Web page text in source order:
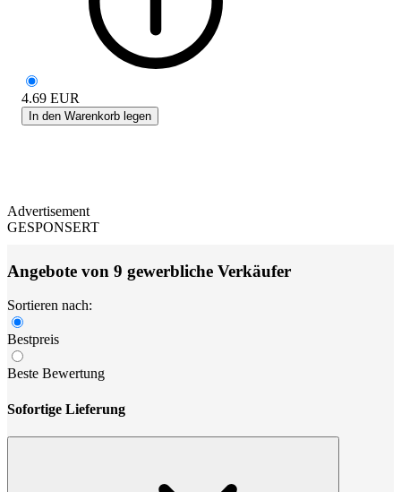
4.69 EUR
In den Warenkorb legen
Advertisement
GESPONSERT
Angebote von 9 gewerbliche Verkäufer
Sortieren nach:
Bestpreis
Beste Bewertung
Sofortige Lieferung